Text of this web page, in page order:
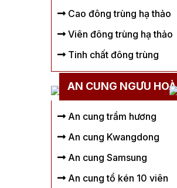
Cao đông trùng hạ thảo
Viên đông trùng hạ thảo
Tinh chất đông trùng
AN CUNG NGƯU
An cung trầm hương
An cung Kwangdong
An cung Samsung
An cung tổ kén 10 viên